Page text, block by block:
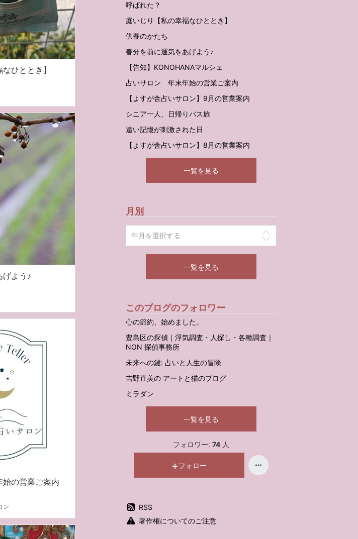
ひととき】
げよう♪
の営業ご案内
ン
呼ばれた？
庭いじり【私の幸福なひととき】
供養のかたち
春分を前に運気をあげよう♪
【告知】KONOHANAマルシェ
占いサロン 年末年始の営業ご案内
【よすが舎占いサロン】9月の営業案内
シニア一人、日帰りバス旅
遠い記憶が刺激された日
【よすが舎占いサロン】8月の営業案内
一覧を見る
月別
一覧を見る
このブログのフォロワー
心の節約、始めました。
豊島区の探偵｜浮気調査・人探し・各種調査｜
NON 探偵事務所
未来への鍵: 占いと人生の冒険
吉野直美の アートと猫のブログ
ミラダン
一覧を見る
フォロワー: 74 人
フォロー
RSS
著作権についてのご注意